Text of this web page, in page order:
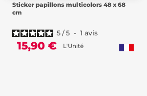
Sticker papillons multicolors 48 x 68
cm
5/5 - 1 avis
15,90 € L'Unité